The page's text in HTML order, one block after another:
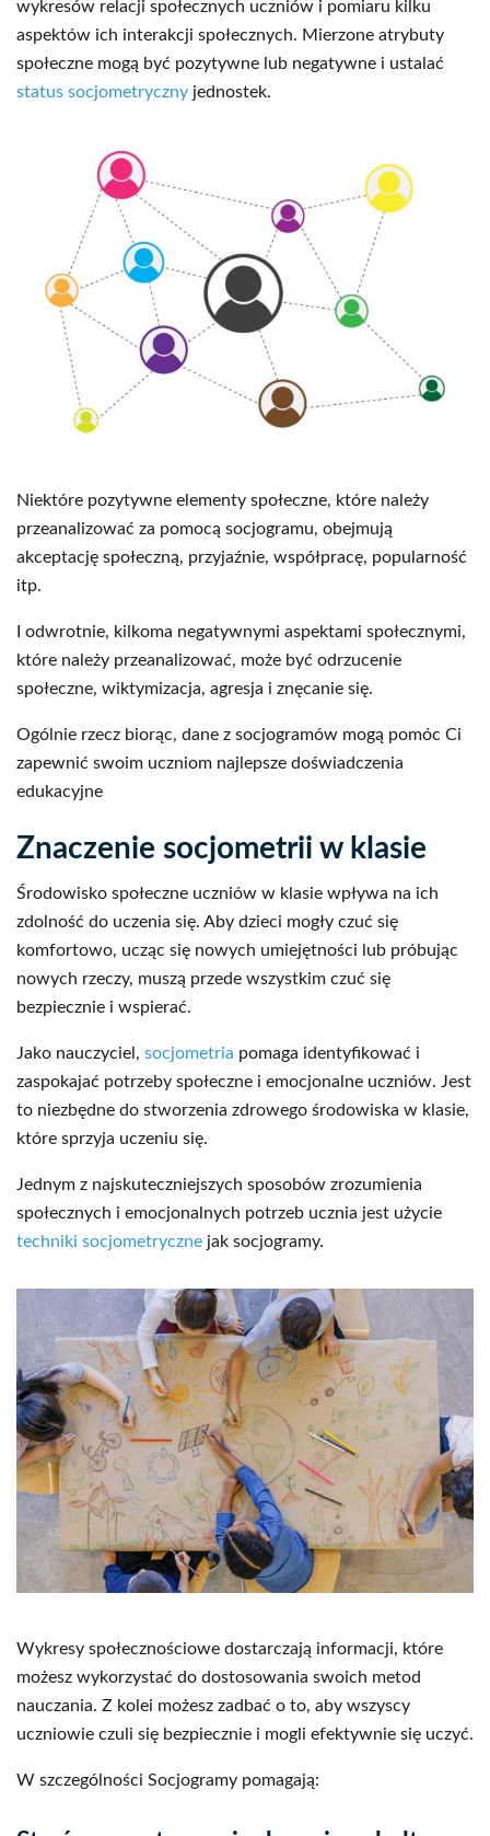
wykresów relacji społecznych uczniów i pomiaru kilku
aspektów ich interakcji społecznych. Mierzone atrybuty
społeczne mogą być pozytywne lub negatywne i ustalać
status socjometryczny jednostek.
Niektóre pozytywne elementy społeczne, które należy
przeanalizować za pomocą socjogramu, obejmują
akceptację społeczną, przyjaźnie, współpracę, popularność
itp.
I odwrotnie, kilkoma negatywnymi aspektami społecznymi,
które należy przeanalizować, może być odrzucenie
społeczne, wiktymizacja, agresja i znęcanie się.
Ogólnie rzecz biorąc, dane z socjogramów mogą pomóc Ci
zapewnić swoim uczniom najlepsze doświadczenia
edukacyjne
Znaczenie socjometrii w klasie
Środowisko społeczne uczniów w klasie wpływa na ich
zdolność do uczenia się. Aby dzieci mogły czuć się
komfortowo, ucząc się nowych umiejętności lub próbując
nowych rzeczy, muszą przede wszystkim czuć się
bezpiecznie i wspierać.
Jako nauczyciel, socjometria pomaga identyfikować i
zaspokajać potrzeby społeczne i emocjonalne uczniów. Jest
to niezbędne do stworzenia zdrowego środowiska w klasie,
które sprzyja uczeniu się.
Jednym z najskuteczniejszych sposobów zrozumienia
społecznych i emocjonalnych potrzeb ucznia jest użycie
techniki socjometryczne jak socjogramy.
Wykresy społecznościowe dostarczają informacji, które
możesz wykorzystać do dostosowania swoich metod
nauczania. Z kolei możesz zadbać o to, aby wszyscy
uczniowie czuli się bezpiecznie i mogli efektywnie się uczyć.
W szczególności Socjogramy pomagają: